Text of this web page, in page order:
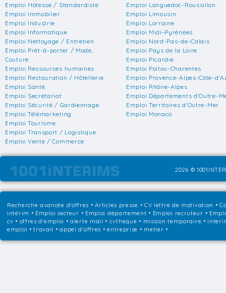
Emploi Hôtesse / Standardiste
Emploi Immobilier
Emploi Industrie
Emploi Informatique
Emploi Nettoyage / Entretien
Emploi Prêt-à-porter / Mode,
Couture
Emploi Ressources humaines
Emploi Restauration / Hôtellerie
Emploi Santé
Emploi Secrétariat
Emploi Sécurité / Gardiennage
Emploi Télémarketing
Emploi Tourisme
Emploi Transport / Logistique
Emploi Vente / Commerce
Emploi Languedoc-Roussillon
Emploi Limousin
Emploi Lorraine
Emploi Midi-Pyrénées
Emploi Nord-Pas-de-Calais
Emploi Pays de la Loire
Emploi Picardie
Emploi Poitou-Charentes
Emploi Provence-Alpes-Côte-
Emploi Rhône-Alpes
Emploi Départements d'Outre-
Emploi Territoires d'Outre-Mer
Emploi Monaco
2026 ©
Recherche avancée d'offres •Articles presse • CV lettre de motivation •
intérim • Emploi secteur • Emploi département • Emploi recruteur •
cv • offres d'emploi • alerte mail • cvtheque • mission temporaire •
emploi • travail • appel d'offres • entreprise • metier •